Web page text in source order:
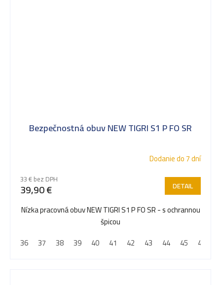
Bezpečnostná obuv NEW TIGRI S1 P FO SR
Dodanie do 7 dní
33 € bez DPH
39,90 € DETAIL
Nízka pracovná obuv NEW TIGRI S1 P FO SR - s ochrannou
špicou
36
37 38 39 40 41 42 43 44 45 46